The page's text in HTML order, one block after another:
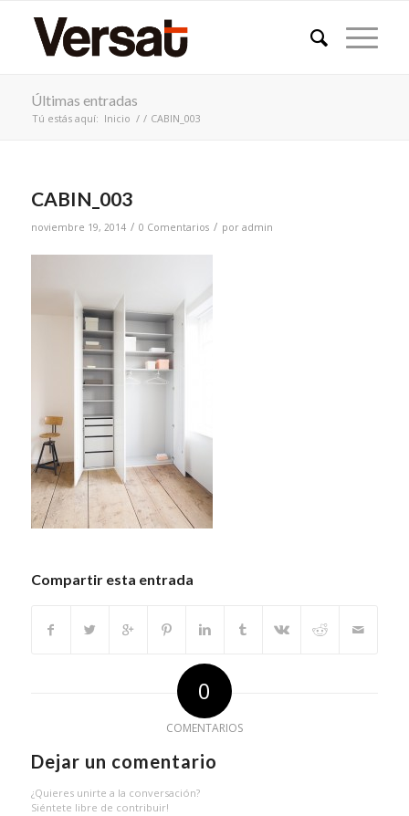
Últimas entradas
Tú estás aquí: Inicio / / CABIN_003
CABIN_003
noviembre 19, 2014 / 0 Comentarios / por admin
Compartir esta entrada
0
COMENTARIOS
Dejar un comentario
¿Quieres unirte a la conversación?
Siéntete libre de contribuir!